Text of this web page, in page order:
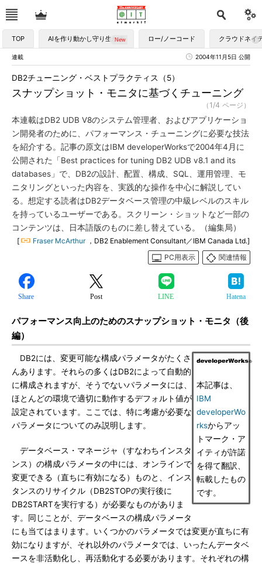
TOP AIを作り動かし守り生かす ロー/ノーコード クラウドネイ
連載 2004年11月5日 公開
スナップショット・モニタに基づくチューニング
DB2チューニング・ベストプラクティス（5）
（1/4 ページ）
本連載はDB2 UDB V8のシステム管理者、およびアプリケーショ
ン開発者のために、パフォーマンス・チューニングに必要な技法
を紹介する。記事の原文はIBM developerWorksで2004年4月に
公開された「Best practices for tuning DB2 UDB v8.1 and its
databases」で、DB2の設計、配置、構成、SQL、運用管理、モ
ニタリングといった内容を、実践的な操作を中心に解説してい
る。想定する読者はDB2データベース管理の中級レベルのスキル
を持っているユーザーである。スクリーン・ショットなど一部の
コンテンツは、日本語版のものに差し替えている。（編集局）
[ Fraser McArthur ，DB2 Enablement Consultant／IBM Canada Ltd.]
PC用表示
関連情報
Share Post LINE Hatena
パフォーマンス向上のためのスナップショット・モニタ（後
編）
本記事は、
IBM
developerWo
rksからアッ
トマーク・ア
イティが許諾
を得て翻訳、
転載したもの
です。
DB2には、変更可能な構成パラメータがたくさ
んあります。それらの多くはDB2によって自動的
に構成されますが、そうでないパラメータには、
ほとんどの環境で適切に動作するデフォルト値が
設定されています。ここでは、特に考慮が必要な
パラメータについてのみ説明します。
データベース・マネージャ（すなわちインスタ
ンス）の構成パラメータの中には、オンラインで
変更できる（直ちに有効になる）ものと、インス
タンスのリサイクル（DB2STOPの実行後に
DB2STARTを実行する）が必要なものがありま
す。同じことが、データベースの構成パラメータ
にも当てはまります。いくつかのパラメータでは変更が直ちに有
効になりますが、それ以外のパラメータでは、いったんデータベ
ースを非活動化し、再活動化する必要があります。それぞれの構